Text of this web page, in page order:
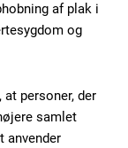
af plak i
og
at personer, der
samlet
anvender